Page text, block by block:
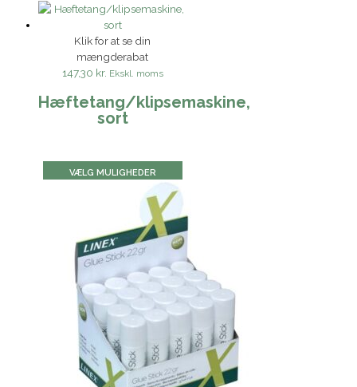
Klik for at se din
mængderabat
147,30 kr. Ekskl. moms
Hæftetang/klipsemaskine,
sort
VÆLG MULIGHEDER